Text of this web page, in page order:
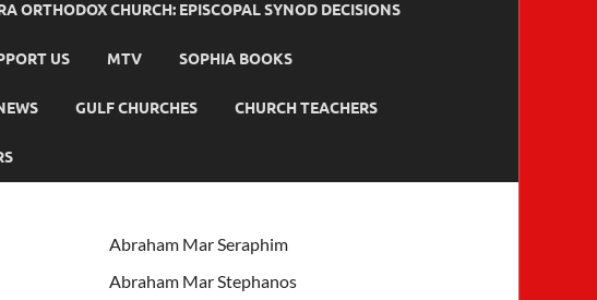
ORTHODOX CHURCH: EPISCOPAL SYNOD DECISIONS
US MTV SOPHIA BOOKS
GULF CHURCHES CHURCH TEACHERS
Abraham Mar Seraphim
Abraham Mar Stephanos